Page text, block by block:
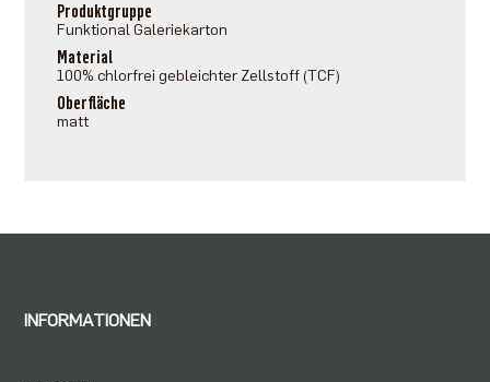
Produktgruppe
Funktional Galeriekarton
Material
100% chlorfrei gebleichter Zellstoff (TCF)
Oberfläche
matt
INFORMATIONEN